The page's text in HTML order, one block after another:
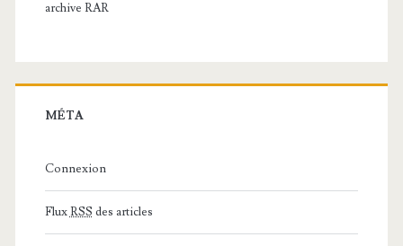
archive RAR
MÉTA
Connexion
FluxRSS des articles